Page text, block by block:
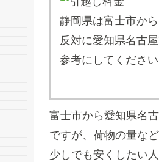
静岡県は富士市か
反対に愛知県名古
参考にしてください
富士市から愛知県名
ですが、荷物の量な
少しでも安くしたい